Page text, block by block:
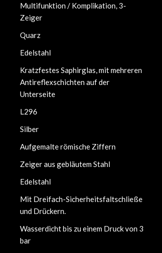
Multifunktion / Komplikation, 3-
Zeiger
Quarz
Edelstahl
Kratzfestes Saphirglas, mit mehreren
Antireflexschichten auf der
Unterseite
L296
Silber
Aufgemalte römische Ziffern
Zeiger aus gebläutem Stahl
Edelstahl
Mit Dreifach-Sicherheitsfaltschließe
und Drückern.
Wasserdicht bis zu einem Druck von 3
bar